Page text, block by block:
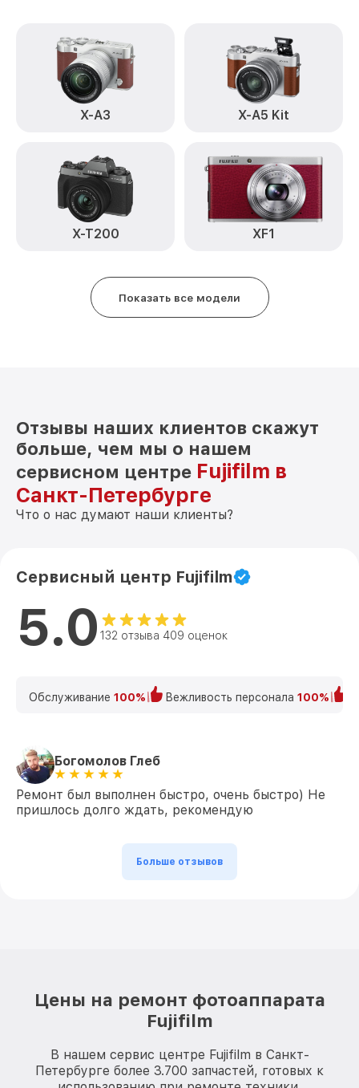
X-A3 X-A5 Kit
X-T200 XF1
Показать все модели
Отзывы наших клиентов скажут
больше, чем мы о нашем
сервисном центре Fujifilm в
Санкт-Петербурге
Что о нас думают наши клиенты?
Сервисный центр Fujifilm
5.0 132 отзыва 409 оценок
Обслуживание 100% Вежливость персонала 100%
Богомолов Глеб
Ремонт был выполнен быстро, очень быстро) Не
пришлось долго ждать, рекомендую
Больше отзывов
Цены на ремонт фотоаппарата
Fujifilm
В нашем сервис центре Fujifilm в Санкт-
Петербурге более 3.700 запчастей, готовых к